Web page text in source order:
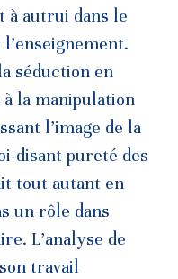
à autrui dans le
séduction en
la manipulation
l’image de la
disant pureté des
tout autant en
un rôle dans
L’analyse de
travail